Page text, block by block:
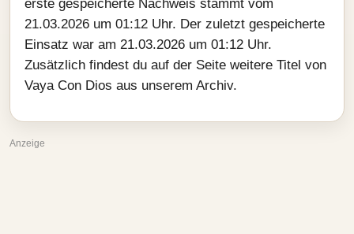
erste gespeicherte Nachweis stammt vom
21.03.2026 um 01:12 Uhr. Der zuletzt gespeicherte
Einsatz war am 21.03.2026 um 01:12 Uhr.
Zusätzlich findest du auf der Seite weitere Titel von
Vaya Con Dios aus unserem Archiv.
Anzeige